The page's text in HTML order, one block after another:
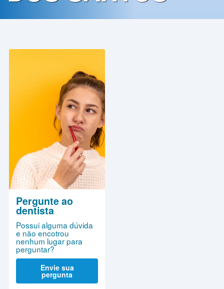
de
Pergunte ao
dentista
Possui alguma dúvida
e não encotrou
nenhum lugar para
perguntar?
Envie sua
pergunta